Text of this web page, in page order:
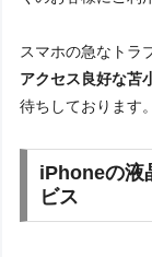
スマホの急なトラ
アクセス良好な苫
待ちしております。
iPhoneの液
ビス